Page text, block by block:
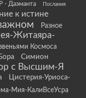
- Даэманта
Послания
к истине
Разное
Житаяра-
Космоса
Симион
с Высшим-Я
Цистерия-Уриоса-
Мия-КалиВсеУсра